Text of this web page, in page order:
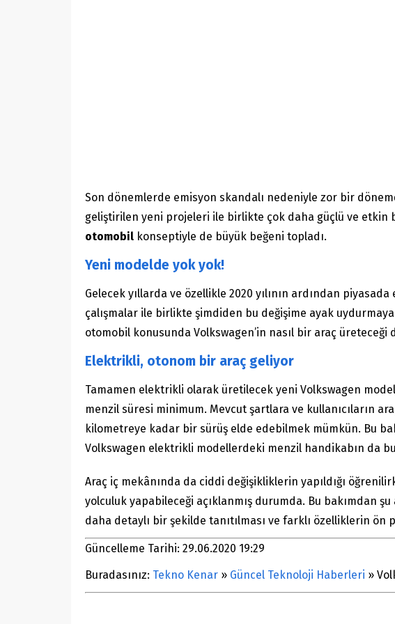
Son dönemlerde emisyon skandalı nedeniyle zor bir
geliştirilen yeni projeleri ile birlikte çok daha güçlü ve etkin
otomobil konseptiyle de büyük beğeni topladı.
Yeni modelde yok yok!
Gelecek yıllarda ve özellikle 2020 yılının ardından
çalışmalar ile birlikte şimdiden bu değişime ayak
otomobil konusunda Volkswagen’in nasıl bir araç üreteceği
Elektrikli, otonom bir araç geliyor
Tamamen elektrikli olarak üretilecek yeni Volkswagen
menzil süresi minimum. Mevcut şartlara ve kullanıcıların
kilometreye kadar bir sürüş elde edebilmek mümkün. Bu
Volkswagen elektrikli modellerdeki menzil handikabın da
Araç iç mekânında da ciddi değişikliklerin yapıldığı
yolculuk yapabileceği açıklanmış durumda. Bu bakımdan
daha detaylı bir şekilde tanıtılması ve farklı özelliklerin ön
Güncelleme Tarihi: 29.06.2020 19:29
Buradasınız: Tekno Kenar » Güncel Teknoloji Haberleri »